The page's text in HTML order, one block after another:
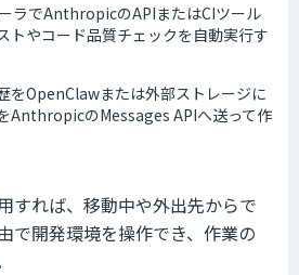
ラでAnthropicのAPIまたはCIツール
トやコード品質チェックを自動実行す
をOpenClawまたは外部ストレージに
AnthropicのMessages APIへ送って作
すれば、移動中や外出先からで
で開発環境を操作でき、作業の